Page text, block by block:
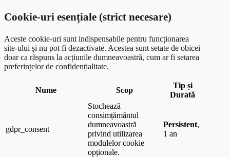
Cookie-uri esențiale (strict necesare)
Aceste cookie-uri sunt indispensabile pentru funcționarea
site-ului și nu pot fi dezactivate. Acestea sunt setate de obicei
doar ca răspuns la acțiunile dumneavoastră, cum ar fi setarea
preferințelor de confidențialitate.
Nume Scop
Tip și
Durată
gdpr_consent
Stochează
consimțământul
dumneavoastră
privind utilizarea
modulelor cookie
opționale.
Persistent,
1 an